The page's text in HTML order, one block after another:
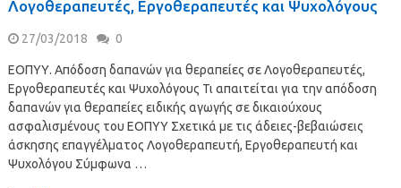
Λογοθεραπευτές, Εργοθεραπευτές και Ψυχολόγους
27/03/2018 0
ΕΟΠΥΥ. Απόδοση δαπανών για θεραπείες σε Λογοθεραπευτές,
Εργοθεραπευτές και Ψυχολόγους Τι απαιτείται για την απόδοση
δαπανών για θεραπείες ειδικής αγωγής σε δικαιούχους
ασφαλισμένους του ΕΟΠΥΥ Σχετικά με τις άδειες-βεβαιώσεις
άσκησης επαγγέλματος Λογοθεραπευτή, Εργοθεραπευτή και
Ψυχολόγου Σύμφωνα …